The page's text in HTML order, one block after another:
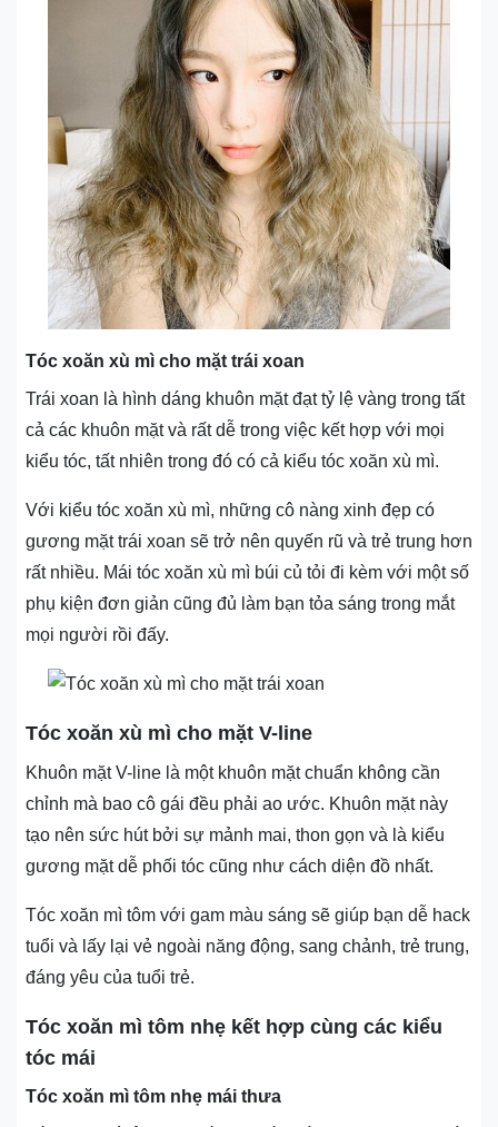
Tóc xoăn xù mì cho mặt trái xoan
Trái xoan là hình dáng khuôn mặt đạt tỷ lệ vàng trong tất
cả các khuôn mặt và rất dễ trong việc kết hợp với mọi
kiểu tóc, tất nhiên trong đó có cả kiểu tóc xoăn xù mì.
Với kiểu tóc xoăn xù mì, những cô nàng xinh đẹp có
gương mặt trái xoan sẽ trở nên quyến rũ và trẻ trung hơn
rất nhiều. Mái tóc xoăn xù mì búi củ tỏi đi kèm với một số
phụ kiện đơn giản cũng đủ làm bạn tỏa sáng trong mắt
mọi người rồi đấy.
Tóc xoăn xù mì cho mặt V-line
Khuôn mặt V-line là một khuôn mặt chuẩn không cần
chỉnh mà bao cô gái đều phải ao ước. Khuôn mặt này
tạo nên sức hút bởi sự mảnh mai, thon gọn và là kiểu
gương mặt dễ phối tóc cũng như cách diện đồ nhất.
Tóc xoăn mì tôm với gam màu sáng sẽ giúp bạn dễ hack
tuổi và lấy lại vẻ ngoài năng động, sang chảnh, trẻ trung,
đáng yêu của tuổi trẻ.
Tóc xoăn mì tôm nhẹ kết hợp cùng các kiểu
tóc mái
Tóc xoăn mì tôm nhẹ mái thưa